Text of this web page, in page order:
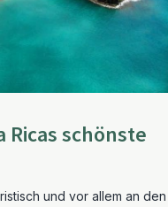
Ricas schönste
und vor allem an den